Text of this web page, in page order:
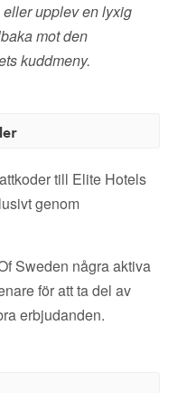
upplev en lyxig
mot den
kuddmeny.
till Elite Hotels
genom
Sweden några aktiva
för att ta del av
erbjudanden.